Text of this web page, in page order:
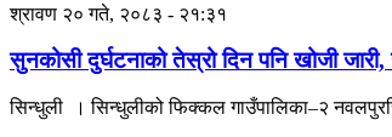
श्रावण २० गते, २०८३ - २१:३१
सुनकोसी दुर्घटनाको तेस्रो दिन पनि खोजी
सिन्धुली । सिन्धुलीको फिक्कल गाउँपालिका–२